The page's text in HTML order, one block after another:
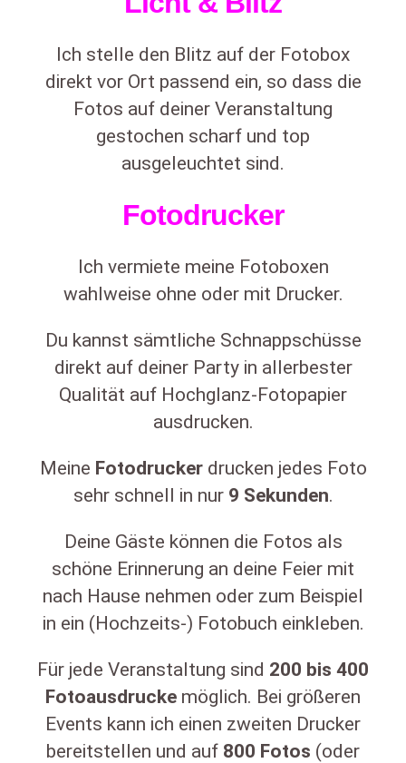
Ich stelle den Blitz auf der Fotobox
direkt vor Ort passend ein, so dass die
Fotos auf deiner Veranstaltung
gestochen scharf und top
ausgeleuchtet sind.
Fotodrucker
Ich vermiete meine Fotoboxen
wahlweise ohne oder mit Drucker.
Du kannst sämtliche Schnappschüsse
direkt auf deiner Party in allerbester
Qualität auf Hochglanz-Fotopapier
ausdrucken.
Meine Fotodruckerdrucken jedes Foto
sehr schnell in nur 9 Sekunden.
Deine Gäste können die Fotos als
schöne Erinnerung an deine Feier mit
nach Hause nehmen oder zum Beispiel
in ein (Hochzeits-) Fotobuch einkleben.
Für jede Veranstaltung sind 200 bis 400
Fotoausdrucke möglich. Bei größeren
Events kann ich einen zweiten Drucker
bereitstellen und auf 800 Fotos (oder